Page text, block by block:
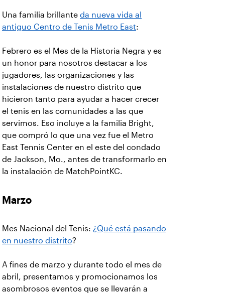
Una familia brillante da nueva vida al
antiguo Centro de Tenis Metro East:
Febrero es el Mes de la Historia Negra y es
un honor para nosotros destacar a los
jugadores, las organizaciones y las
instalaciones de nuestro distrito que
hicieron tanto para ayudar a hacer crecer
el tenis en las comunidades a las que
servimos. Eso incluye a la familia Bright,
que compró lo que una vez fue el Metro
East Tennis Center en el este del condado
de Jackson, Mo., antes de transformarlo en
la instalación de MatchPointKC.
Marzo
Mes Nacional del Tenis: ¿Qué está pasando
en nuestro distrito?
A fines de marzo y durante todo el mes de
abril, presentamos y promocionamos los
asombrosos eventos que se llevarán a